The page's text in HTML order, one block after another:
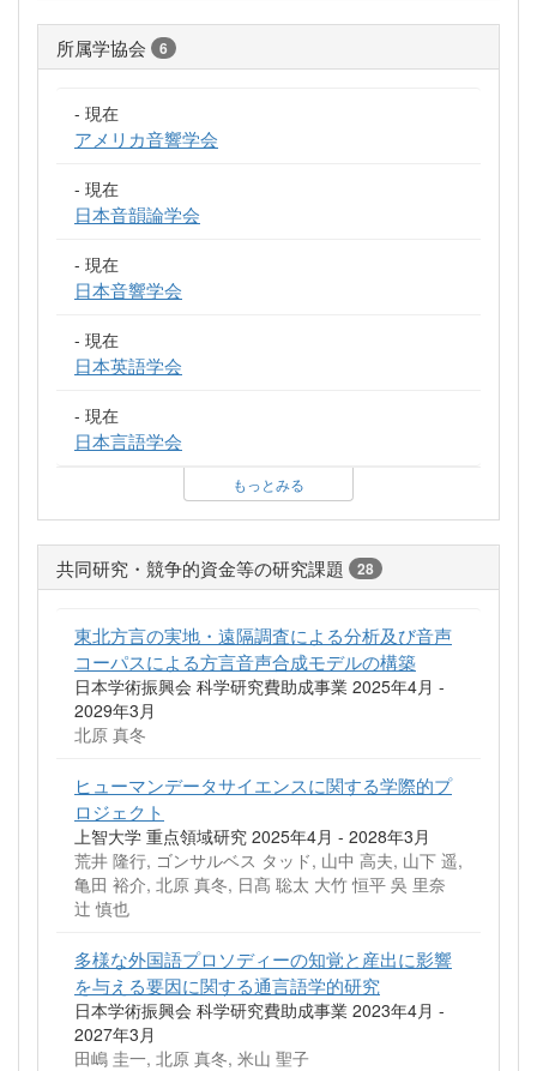
所属学協会 6
- 現在
アメリカ音響学会
- 現在
日本音韻論学会
- 現在
日本音響学会
- 現在
日本英語学会
- 現在
日本言語学会
もっとみる
共同研究・競争的資金等の研究課題 28
東北方言の実地・遠隔調査による分析及び音声
コーパスによる方言音声合成モデルの構築
日本学術振興会 科学研究費助成事業 2025年4月 -
2029年3月
北原 真冬
ヒューマンデータサイエンスに関する学際的プ
ロジェクト
上智大学 重点領域研究 2025年4月 - 2028年3月
荒井 隆行, ゴンサルベス タッド, 山中 高夫, 山下 遥,
亀田 裕介, 北原 真冬, 日髙 聡太 大竹 恒平 吳 里奈
辻 慎也
多様な外国語プロソディーの知覚と産出に影響
を与える要因に関する通言語学的研究
日本学術振興会 科学研究費助成事業 2023年4月 -
2027年3月
田嶋 圭一, 北原 真冬, 米山 聖子